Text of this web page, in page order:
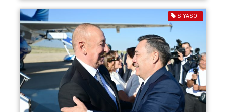
SIYASƏT